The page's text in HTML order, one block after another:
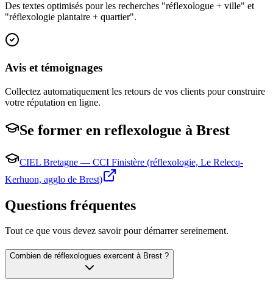
Des textes optimisés pour les recherches "réflexologue + ville" et
"réflexologie plantaire + quartier".
Avis et témoignages
Collectez automatiquement les retours de vos clients pour construire
votre réputation en ligne.
Se former en reflexologue à Brest
CIEL Bretagne — CCI Finistère (réflexologie, Le Relecq-
Kerhuon, agglo de Brest)
Questions fréquentes
Tout ce que vous devez savoir pour démarrer sereinement.
Combien de réflexologues exercent à Brest ?